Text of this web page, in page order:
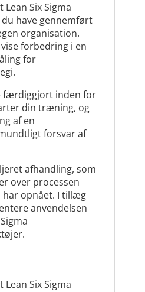
Six Sigma
du have gennemført
organisation.
forbedring i en
for
færdiggjort inden for
din træning, og
af en
forsvar af
afhandling, som
over processen
opnået. I tillæg
anvendelsen
Six Sigma